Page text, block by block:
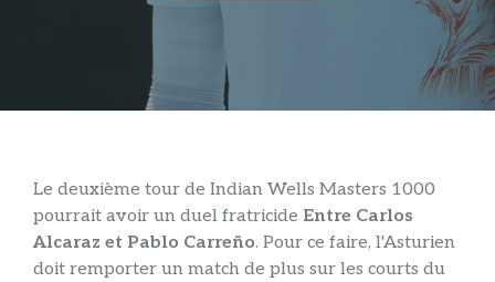
Le deuxième tour de Indian Wells Masters 1000
pourrait avoir un duel fratricide Entre Carlos
Alcaraz et Pablo Carreño. Pour ce faire, l'Asturien
doit remporter un match de plus sur les courts du